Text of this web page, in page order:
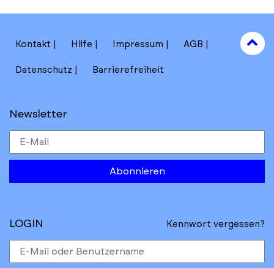
Kontakt Hilfe Impressum AGB
Datenschutz Barrierefreiheit
Newsletter
Abonnieren
to
top
LOGIN Kennwort vergessen?